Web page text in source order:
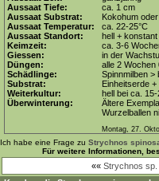
Aussaat Tiefe:
ca. 1 cm
Aussaat Substrat:
Kokohum
Aussaat Temperatur:
ca. 22-25°C
Aussaat Standort:
hell +
Keimzeit:
ca. 3-6
Giessen:
in der
Düngen:
alle 2 Wochen
Schädlinge:
Spinnmilben >
Substrat:
Einheitserde
Weiterkultur:
hell bei ca.
Überwinterung:
Ältere
Wurzelballen
Montag, 27.
Ich habe eine Frage zu Strychnos
Für weitere Informationen,
«« Strychnos sp.